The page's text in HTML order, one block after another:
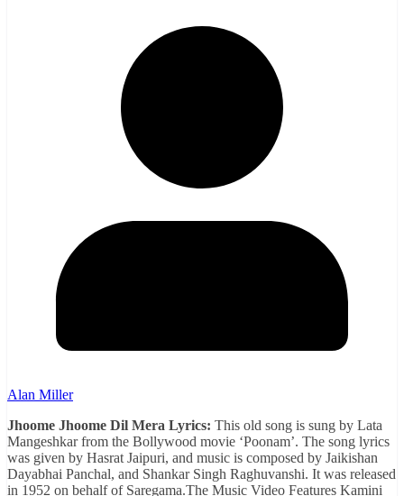
Alan Miller
Jhoome Jhoome Dil Mera Lyrics: This old song is sung by Lata
Mangeshkar from the Bollywood movie ‘Poonam’. The song lyrics
was given by Hasrat Jaipuri, and music is composed by Jaikishan
Dayabhai Panchal, and Shankar Singh Raghuvanshi. It was released
in 1952 on behalf of Saregama.The Music Video Features Kamini